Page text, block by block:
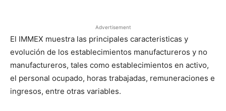
Advertisement
El IMMEX muestra las principales caracteristicas y
evolución de los establecimientos manufactureros y no
manufactureros, tales como establecimientos en activo,
el personal ocupado, horas trabajadas, remuneraciones e
ingresos, entre otras variables.